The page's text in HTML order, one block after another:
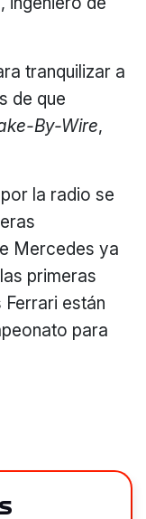
tranquilizar a
de que
By-Wire,
la radio se
Mercedes ya
primeras
están
para